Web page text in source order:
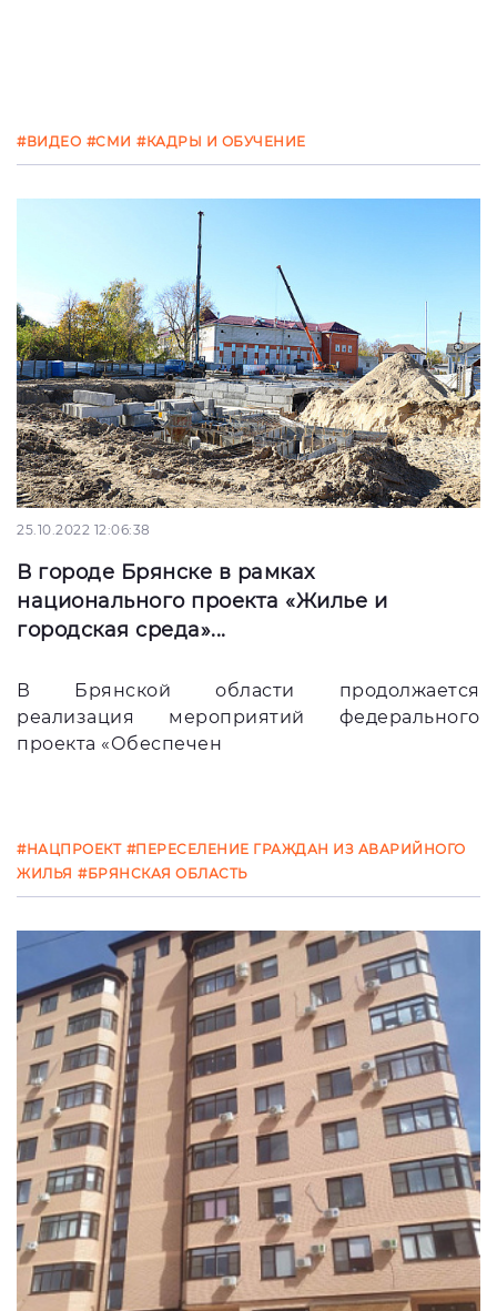
#ВИДЕО #СМИ #КАДРЫ И ОБУЧЕНИЕ
25.10.2022 12:06:38
В городе Брянске в рамках
национального проекта «Жилье и
городская среда»...
В Брянской области продолжается
реализация мероприятий федерального
проекта «Обеспечен
#НАЦПРОЕКТ #ПЕРЕСЕЛЕНИЕ ГРАЖДАН ИЗ АВАРИЙНОГО
ЖИЛЬЯ #БРЯНСКАЯ ОБЛАСТЬ